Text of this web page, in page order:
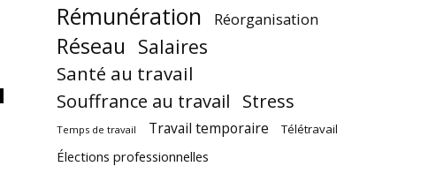
Rémunération Réorganisation
Réseau Salaires
Santé au travail
Souffrance au travail Stress
Temps de travail Travail temporaire Télétravail
Élections professionnelles